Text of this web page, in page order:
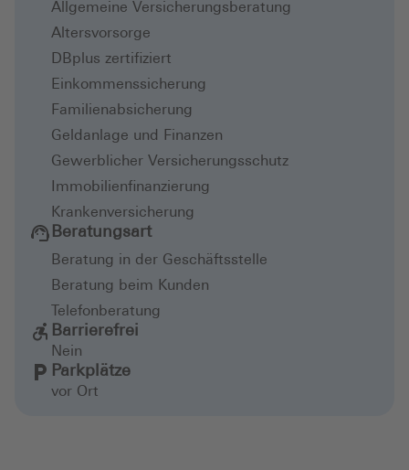
Allgemeine Versicherungsberatung
Altersvorsorge
DBplus zertifiziert
Einkommenssicherung
Familienabsicherung
Geldanlage und Finanzen
Gewerblicher Versicherungsschutz
Immobilienfinanzierung
Krankenversicherung
Beratungsart
Beratung in der Geschäftsstelle
Beratung beim Kunden
Telefonberatung
Barrierefrei
Nein
Parkplätze
vor Ort